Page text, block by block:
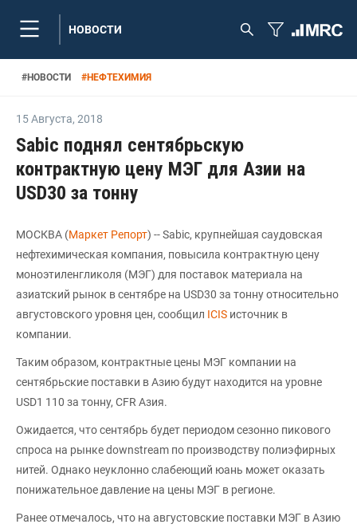
НОВОСТИ
#НОВОСТИ #НЕФТЕХИМИЯ
15 Августа, 2018
Sabic поднял сентябрьскую
контрактную цену МЭГ для Азии на
USD30 за тонну
МОСКВА (Маркет Репорт) -- Sabic, крупнейшая саудовская
нефтехимическая компания, повысила контрактную цену
моноэтиленгликоля (МЭГ) для поставок материала на
азиатский рынок в сентябре на USD30 за тонну относительно
августовского уровня цен, сообщил ICIS источник в
компании.
Таким образом, контрактные цены МЭГ компании на
сентябрьские поставки в Азию будут находится на уровне
USD1 110 за тонну, CFR Азия.
Ожидается, что сентябрь будет периодом сезонно пикового
спроса на рынке downstream по производству полиэфирных
нитей. Однако неуклонно слабеющий юань может оказать
понижательное давление на цены МЭГ в регионе.
Ранее отмечалось, что на августовские поставки МЭГ в Азию